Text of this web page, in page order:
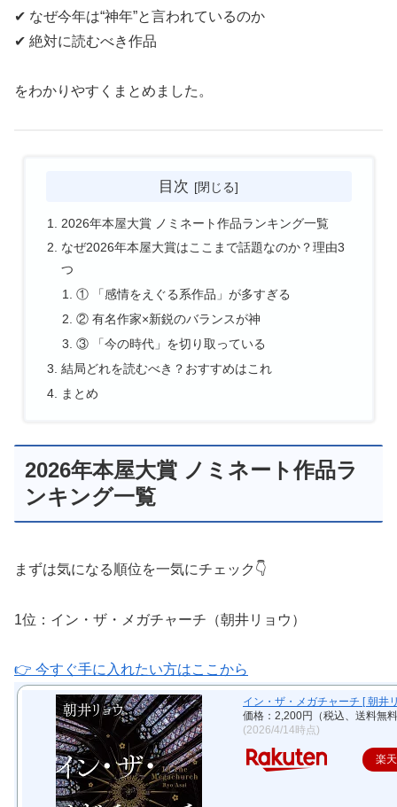
✔ なぜ今年は“神年”と言われているのか
✔ 絶対に読むべき作品
をわかりやすくまとめました。
目次
2026年本屋大賞 ノミネート作品ランキング一覧
なぜ2026年本屋大賞はここまで話題なのか？理由3
つ
① 「感情をえぐる系作品」が多すぎる
② 有名作家×新鋭のバランスが神
③ 「今の時代」を切り取っている
結局どれを読むべき？おすすめはこれ
まとめ
2026年本屋大賞 ノミネート作品ラ
ンキング一覧
まずは気になる順位を一気にチェック👇
1位：イン・ザ・メガチャーチ（朝井リョウ）
👉 今すぐ手に入れたい方はここから
イン・ザ・メガチャーチ [ 朝井
価格：2,200円（税込、送料無
(2026/4/14時点)
楽